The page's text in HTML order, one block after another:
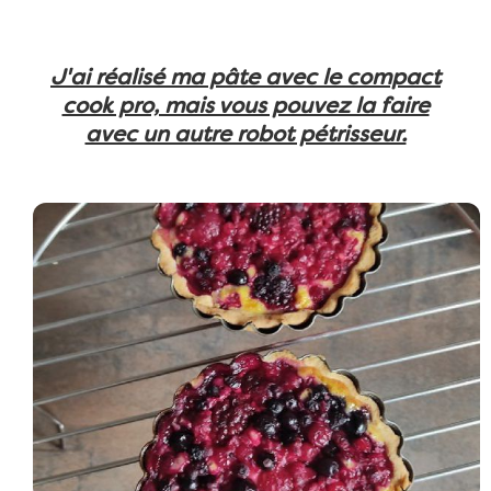
J'ai réalisé ma pâte avec le compact
cook pro, mais vous pouvez la faire
avec un autre robot pétrisseur.